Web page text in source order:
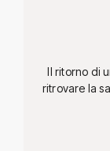
Il ritorno di
ritrovare la